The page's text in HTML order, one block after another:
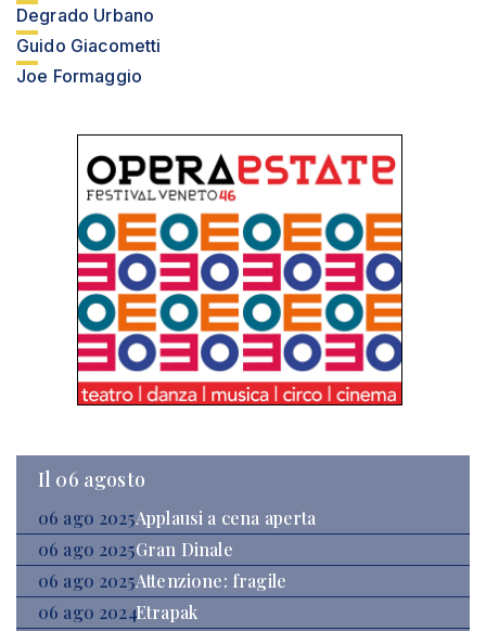
Degrado Urbano
Guido Giacometti
Joe Formaggio
Il 06 agosto
06 ago 2025Applausi a cena aperta
06 ago 2025Gran Dinale
06 ago 2025Attenzione: fragile
06 ago 2024Etrapak